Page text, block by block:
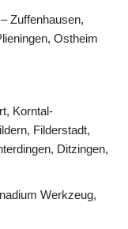
Zuffenhausen,
Ostheim
Korntal-
Filderstadt,
Ditzingen,
Werkzeug,